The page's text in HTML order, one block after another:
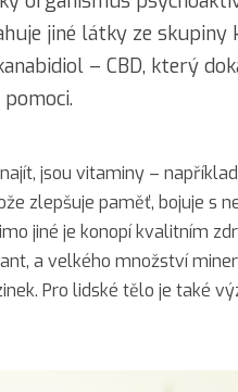
jiné látky ze skupiny
– CBD, který
jsou vitaminy –
zlepšuje paměť, bojuje s
jiné je konopí kvalitním
a velkého množství
Pro lidské tělo je také